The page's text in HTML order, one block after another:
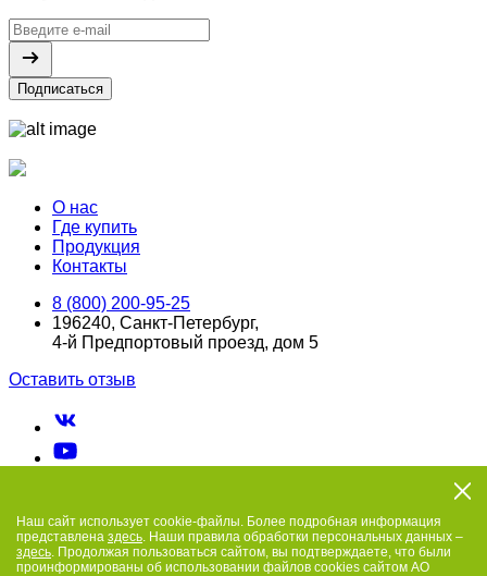
Подписаться
Наш сайт использует cookie-файлы. Более подробная информация
представлена здесь. Наши правила обработки персональных данных –
здесь. Продолжая пользоваться сайтом, вы подтверждаете, что были
проинформированы об использовании файлов cookies сайтом АО
О нас
Где купить
Продукция
Контакты
8 (800) 200-95-25
196240, Санкт-Петербург,
4-й Предпортовый проезд, дом 5
Оставить отзыв